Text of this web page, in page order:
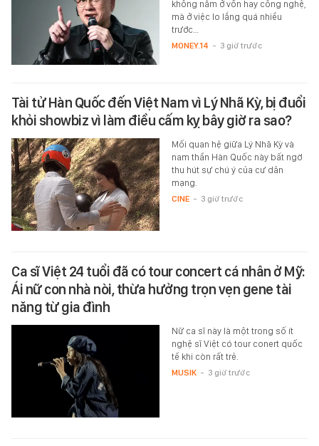
không nằm ở vốn hay công nghệ,
mà ở việc lo lắng quá nhiều
trước…
MONEY.14 - 3 giờ trước
Tài tử Hàn Quốc đến Việt Nam vì Lý Nhã Kỳ, bị đuổi
khỏi showbiz vì làm điều cấm kỵ bây giờ ra sao?
Mối quan hệ giữa Lý Nhã Kỳ và
nam thần Hàn Quốc này bất ngờ
thu hút sự chú ý của cư dân
mạng.
CINE - 3 giờ trước
Ca sĩ Việt 24 tuổi đã có tour concert cá nhân ở Mỹ:
Ái nữ con nhà nòi, thừa hưởng trọn vẹn gene tài
năng từ gia đình
Nữ ca sĩ này là một trong số ít
nghệ sĩ Việt có tour conert quốc
tế khi còn rất trẻ.
MUSIK - 3 giờ trước